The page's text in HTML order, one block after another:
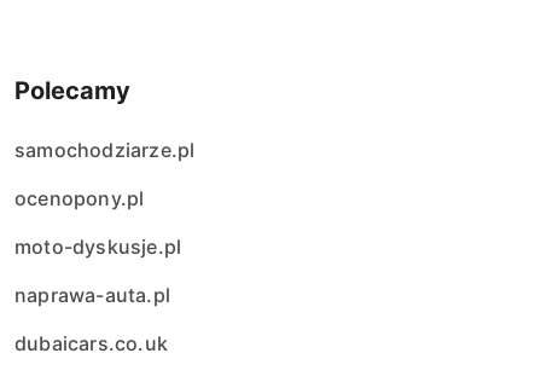
Polecamy
samochodziarze.pl
ocenopony.pl
moto-dyskusje.pl
naprawa-auta.pl
dubaicars.co.uk